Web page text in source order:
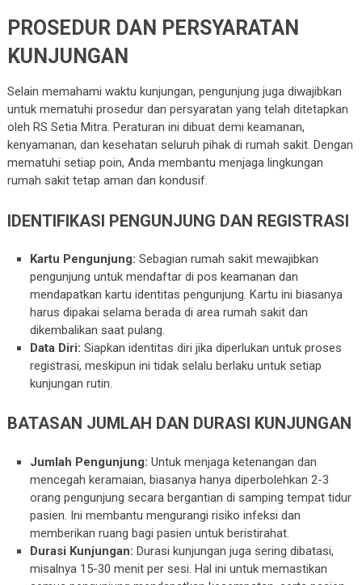
PROSEDUR DAN PERSYARATAN
KUNJUNGAN
Selain memahami waktu kunjungan, pengunjung juga diwajibkan
untuk mematuhi prosedur dan persyaratan yang telah ditetapkan
oleh RS Setia Mitra. Peraturan ini dibuat demi keamanan,
kenyamanan, dan kesehatan seluruh pihak di rumah sakit. Dengan
mematuhi setiap poin, Anda membantu menjaga lingkungan
rumah sakit tetap aman dan kondusif.
IDENTIFIKASI PENGUNJUNG DAN REGISTRASI
Kartu Pengunjung: Sebagian rumah sakit mewajibkan
pengunjung untuk mendaftar di pos keamanan dan
mendapatkan kartu identitas pengunjung. Kartu ini biasanya
harus dipakai selama berada di area rumah sakit dan
dikembalikan saat pulang.
Data Diri: Siapkan identitas diri jika diperlukan untuk proses
registrasi, meskipun ini tidak selalu berlaku untuk setiap
kunjungan rutin.
BATASAN JUMLAH DAN DURASI KUNJUNGAN
Jumlah Pengunjung: Untuk menjaga ketenangan dan
mencegah keramaian, biasanya hanya diperbolehkan 2-3
orang pengunjung secara bergantian di samping tempat tidur
pasien. Ini membantu mengurangi risiko infeksi dan
memberikan ruang bagi pasien untuk beristirahat.
Durasi Kunjungan: Durasi kunjungan juga sering dibatasi,
misalnya 15-30 menit per sesi. Hal ini untuk memastikan